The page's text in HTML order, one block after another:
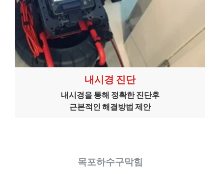
내시경 진단
내시경을 통해 정확한 진단후
근본적인 해결방법 제안
목포하수구막힘